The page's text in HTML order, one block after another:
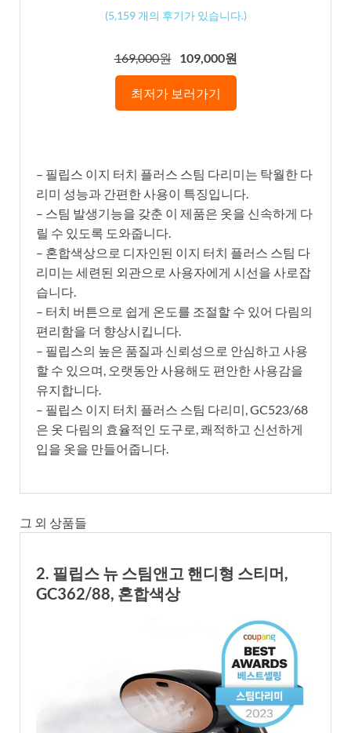
(5,159개의 후기가 있습니다.)
169,000원 109,000원
최저가 보러가기
– 필립스 이지 터치 플러스 스팀 다리미는 탁월한 다
리미 성능과 간편한 사용이 특징입니다.
– 스팀 발생기능을 갖춘 이 제품은 옷을 신속하게 다
릴 수 있도록 도와줍니다.
– 혼합색상으로 디자인된 이지 터치 플러스 스팀 다
리미는 세련된 외관으로 사용자에게 시선을 사로잡
습니다.
– 터치 버튼으로 쉽게 온도를 조절할 수 있어 다림의
편리함을 더 향상시킵니다.
– 필립스의 높은 품질과 신뢰성으로 안심하고 사용
할 수 있으며, 오랫동안 사용해도 편안한 사용감을
유지합니다.
– 필립스 이지 터치 플러스 스팀 다리미, GC523/68
은 옷 다림의 효율적인 도구로, 쾌적하고 신선하게
입을 옷을 만들어줍니다.
그 외 상품들
2. 필립스 뉴 스팀앤고 핸디형 스티머,
GC362/88, 혼합색상